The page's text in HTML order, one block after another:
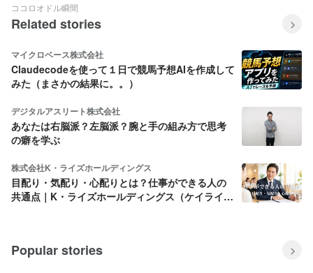
ココロオドル瞬間
Related stories
マイクロベース株式会社
Claudecodeを使って１日で競馬予想AIを作成して
みた（まさかの結果に。。）
デジタルアスリート株式会社
あなたは右脳派？左脳派？腕と手の組み方で思考
の癖を学ぶ
株式会社K・ライズホールディングス
目配り・気配り・心配りとは？仕事ができる人の
共通点｜K・ライズホールディングス（ケイライ
Popular stories